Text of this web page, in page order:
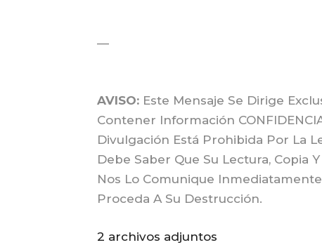
—
AVISO: Este Mensaje Se Dirige
Contener Información
Divulgación Está Prohibida Por La
Debe Saber Que Su Lectura, Copia
Nos Lo Comunique
Proceda A Su Destrucción.
2 archivos adjuntos